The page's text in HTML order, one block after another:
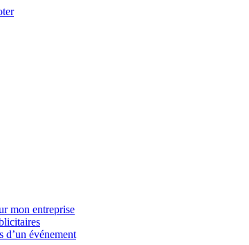
mon entreprise
d’un événement